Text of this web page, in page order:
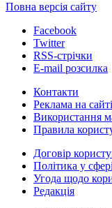
Повна версія сайту
Facebook
Twitter
RSS-стрічки
E-mail розсилка
Контакти
Реклама на сайті
Використання
Правила
Договір
Політика у
Угода щодо
Редакція